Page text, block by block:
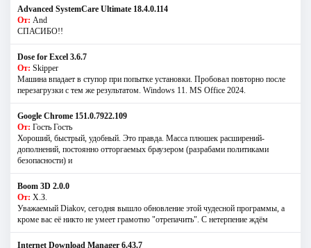
Advanced SystemCare Ultimate 18.4.0.114
От: And
СПАСИБО!!
Dose for Excel 3.6.7
От: Skipper
Машина впадает в ступор при попытке установки. Пробовал повторно после
перезагрузки с тем же результатом. Windows 11. MS Offiсe 2024.
Google Chrome 151.0.7922.109
От: Гость Гость
Хороший, быстрый, удобный. Это правда. Масса плюшек расширений-
дополнений, постоянно отторгаемых браузером (разрабами политиками
безопасности) и
Boom 3D 2.0.0
От: Х.З.
Уважаемый Diakov, сегодня вышло обновление этой чудесной программы, а
кроме вас её никто не умеет грамотно "отрепачить". С нетерпение ждём
Internet Download Manager 6.43.7